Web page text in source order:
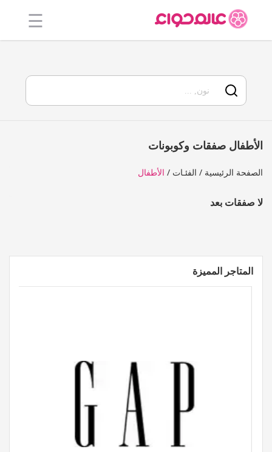
أفضل 20
جميع
فئات
المدونة
☰
الأطفال صفقات وكوبونات
الصفحة الرئيسية الفئـات الأطفال
لا صفقات بعد
المتاجر المميزة